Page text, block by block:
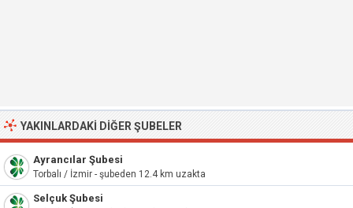
YAKINLARDAKI DIĞER ŞUBELER
Ayrancılar Şubesi
Torbalı / İzmir - şubeden 12.4 km uzakta
Selçuk Şubesi